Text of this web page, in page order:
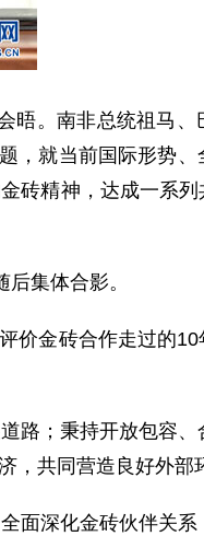
。南非总统祖马、
，就当前国际形势
砖精神，达成一系
集体合影。
评价金砖合作走过的
；秉持开放包容、
，共同营造良好外部
深化金砖伙伴关系